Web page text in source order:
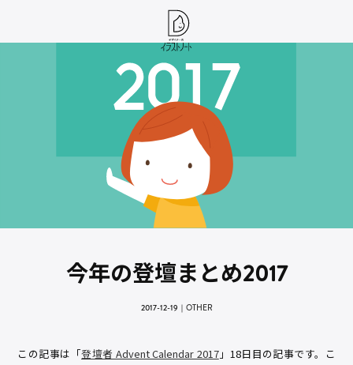
今年の登壇まとめ2017
2017-12-19 ｜ OTHER
この記事は「登壇者 Advent Calendar 2017」18日目の記事です。こ